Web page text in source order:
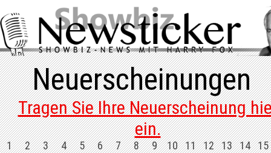
Neuerscheinungen
Tragen Sie Ihre Neuerscheinung
ein.
1 2 3 4 5 6 7 8 9 10 11 12 13 14 15